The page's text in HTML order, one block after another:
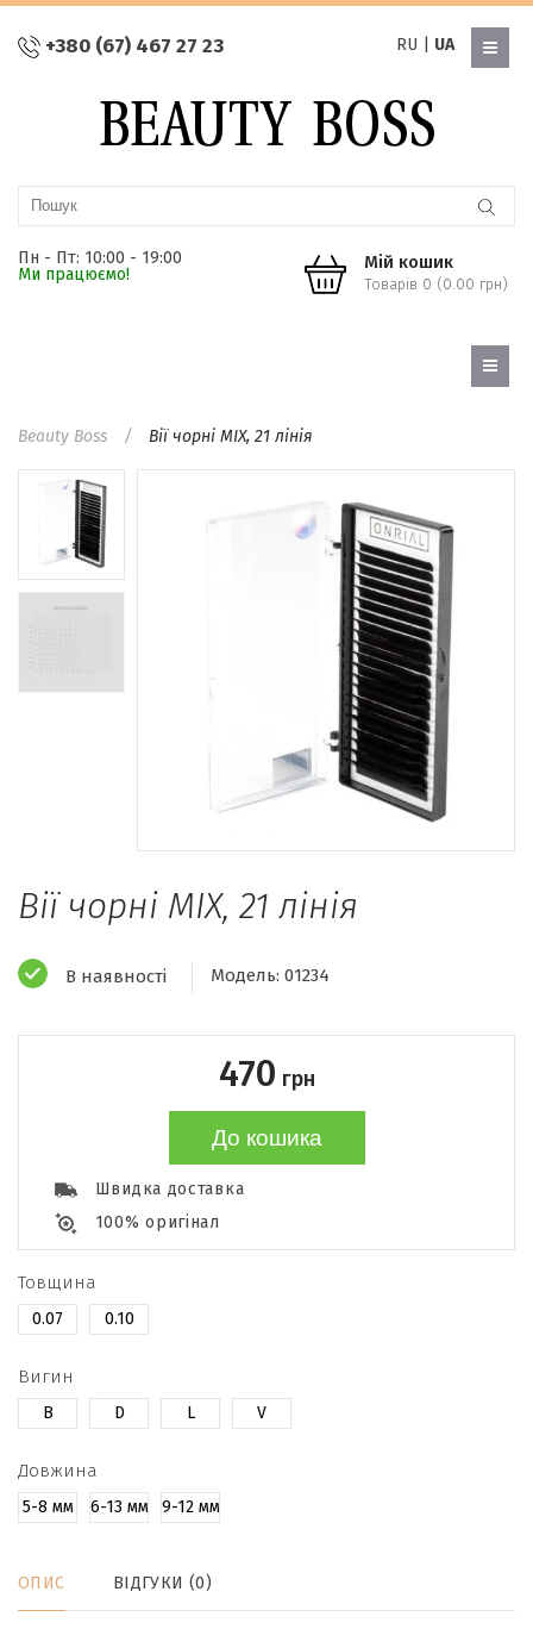
+380 (67) 467 27 23 RU UA
Пн - Пт: 10:00 - 19:00
Ми працюємо!
Мій кошик
Товарів 0 (0.00 грн)
Beauty Boss Вії чорні MIX, 21 лінія
Вії чорні MIX, 21 лінія
В наявності Модель: 01234
470 грн
До кошика
Швидка доставка
100% оригінал
Товщина
0.07 0.10
Вигин
B D L V
Довжина
5-8 мм 6-13 мм 9-12 мм
ОПИС ВІДГУКИ (0)